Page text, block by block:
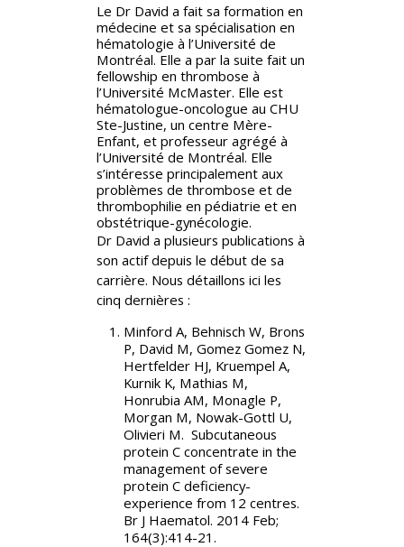
Le Dr David a fait sa formation en
médecine et sa spécialisation en
hématologie à l’Université de
Montréal. Elle a par la suite fait un
fellowship en thrombose à
l’Université McMaster. Elle est
hématologue-oncologue au CHU
Ste-Justine, un centre Mère-
Enfant, et professeur agrégé à
l’Université de Montréal. Elle
s’intéresse principalement aux
problèmes de thrombose et de
thrombophilie en pédiatrie et en
obstétrique-gynécologie.
Dr David a plusieurs publications à
son actif depuis le début de sa
carrière. Nous détaillons ici les
cinq dernières :
Minford A, Behnisch W, Brons
P, David M, Gomez Gomez N,
Hertfelder HJ, Kruempel A,
Kurnik K, Mathias M,
Honrubia AM, Monagle P,
Morgan M, Nowak-Gottl U,
Olivieri M. Subcutaneous
protein C concentrate in the
management of severe
protein C deficiency-
experience from 12 centres.
Br J Haematol. 2014 Feb;
164(3):414-21.